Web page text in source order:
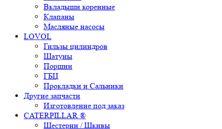
Вкладыши коренные
Клапаны
Масляные насосы
LOVOL
Гильзы цилиндров
Шатуны
Поршни
ГБЦ
Прокладки и Сальники
Другие запчасти
Изготовление под заказ
CATERPILLAR ®
Шестерни / Шкивы